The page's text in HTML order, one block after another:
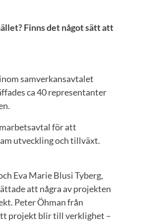
Finns det något sätt att
samverkansavtalet
ca 40 representanter
för att
utveckling och tillväxt.
Eva Marie Blusi Tyberg,
att några av projekten
Peter Öhman från
projekt blir till verklighet –